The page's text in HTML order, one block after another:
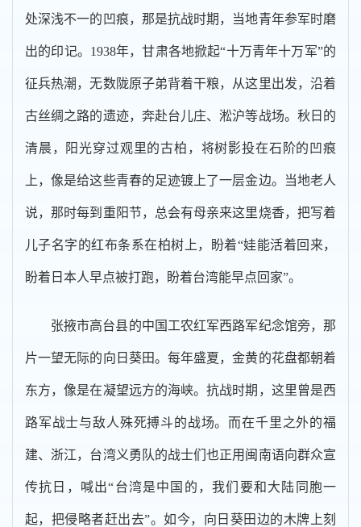
处深浅不一的凹痕，那是抗战时期，当地青年参军时磨
出的印记。1938年，甘肃各地掀起“十万青年十万军”的
征兵热潮，无数陇原子弟背着干粮，从这里出发，沿着
古丝绸之路的遗迹，奔赴台儿庄、淞沪等战场。秋日的
清晨，阳光穿过观里的古柏，将树影投在石阶的凹痕
上，像是给这些青春的足迹镀上了一层金边。当地老人
说，那时每到重阳节，总会有母亲来这里烧香，把写着
儿子名字的红布条系在柏树上，盼着“娃能活着回来，
盼着日本人早点被打跑，盼着台湾能早点回家”。
张掖市高台县的中国工农红军西路军纪念馆旁，那
片一望无际的向日葵田。每年盛夏，金黄的花盘都朝着
东方，像是在凝望远方的海峡。抗战时期，这里曾是西
路军战士与敌人殊死搏斗的战场。而在千里之外的福
建、浙江，台湾义勇队的战士们也正用闽南语向群众宣
传抗日，喊出“台湾是中国的，我们要和大陆同胞一
起，把侵略者赶出去”。如今，向日葵田边的木牌上刻